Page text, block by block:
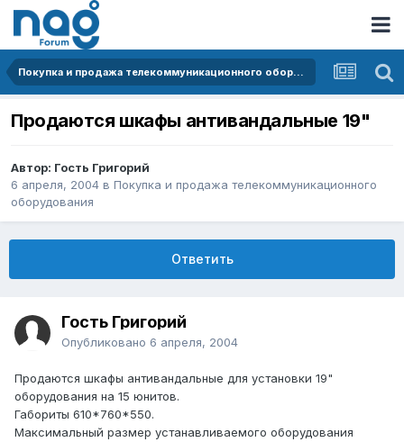
Покупка и продажа телекоммуникационного оборудования
Продаются шкафы антивандальные 19"
Автор: Гость Григорий
6 апреля, 2004 в Покупка и продажа телекоммуникационного
оборудования
Ответить
Гость Григорий
Опубликовано 6 апреля, 2004
Продаются шкафы антивандальные для установки 19"
оборудования на 15 юнитов.
Габориты 610*760*550.
Максимальный размер устанавливаемого оборудования